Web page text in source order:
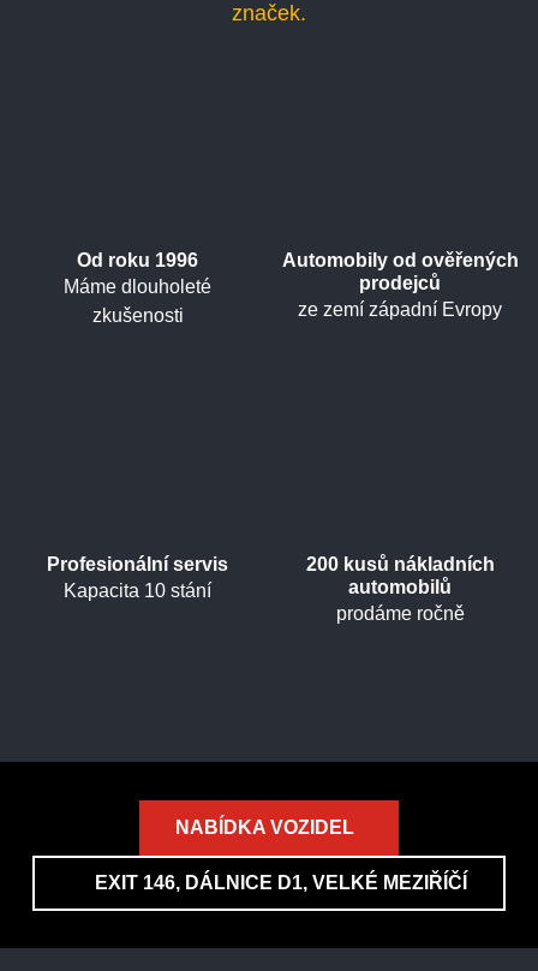
značek.
Od roku 1996
Máme dlouholeté
zkušenosti
Automobily od ověřených
prodejců
ze zemí západní Evropy
Profesionální servis
Kapacita 10 stání
200 kusů nákladních
automobilů
prodáme ročně
NABÍDKA VOZIDEL
EXIT 146, DÁLNICE D1, VELKÉ MEZIŘÍČÍ